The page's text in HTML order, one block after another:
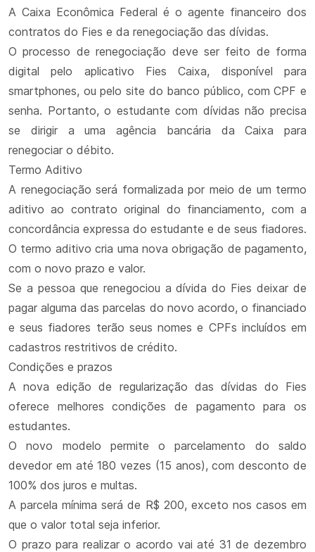
A Caixa Econômica Federal é o agente financeiro dos
contratos do Fies e da renegociação das dívidas.
O processo de renegociação deve ser feito de forma
digital pelo aplicativo Fies Caixa, disponível para
smartphones, ou pelo site do banco público, com CPF e
senha. Portanto, o estudante com dívidas não precisa
se dirigir a uma agência bancária da Caixa para
renegociar o débito.
Termo Aditivo
A renegociação será formalizada por meio de um termo
aditivo ao contrato original do financiamento, com a
concordância expressa do estudante e de seus fiadores.
O termo aditivo cria uma nova obrigação de pagamento,
com o novo prazo e valor.
Se a pessoa que renegociou a dívida do Fies deixar de
pagar alguma das parcelas do novo acordo, o financiado
e seus fiadores terão seus nomes e CPFs incluídos em
cadastros restritivos de crédito.
Condições e prazos
A nova edição de regularização das dívidas do Fies
oferece melhores condições de pagamento para os
estudantes.
O novo modelo permite o parcelamento do saldo
devedor em até 180 vezes (15 anos), com desconto de
100% dos juros e multas.
A parcela mínima será de R$ 200, exceto nos casos em
que o valor total seja inferior.
O prazo para realizar o acordo vai até 31 de dezembro